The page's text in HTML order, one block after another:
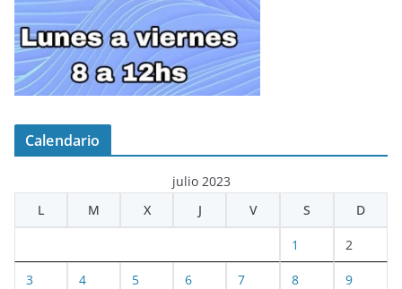
Calendario
julio 2023
L
M X J V S D
1 2
3 4 5 6 7 8 9